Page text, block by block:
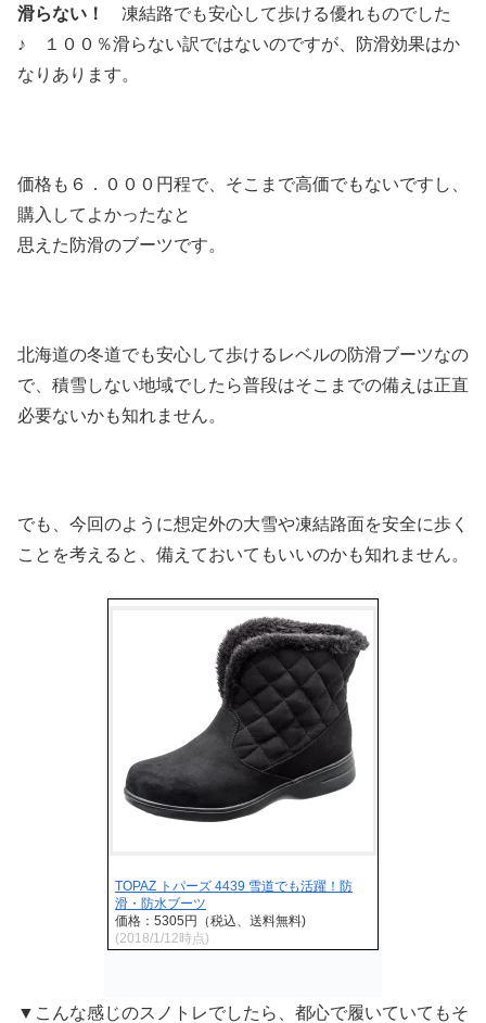
滑らない！
凍結路でも安心して歩ける優れものでした
♪ １００％滑らない訳ではないのですが、防滑効果はか
なりあります。
価格も６．０００円程で、そこまで高価でもないですし、
購入してよかったなと
思えた防滑のブーツです。
北海道の冬道でも安心して歩けるレベルの防滑ブーツなの
で、積雪しない地域でしたら普段はそこまでの備えは正直
必要ないかも知れません。
でも、今回のように想定外の大雪や凍結路面を安全に歩く
ことを考えると、備えておいてもいいのかも知れません。
TOPAZ トパーズ 4439 雪道でも活躍！防
滑・防水ブーツ
価格：5305円（税込、送料無料)
(2018/1/12時点)
▼こんな感じのスノトレでしたら、都心で履いていてもそ